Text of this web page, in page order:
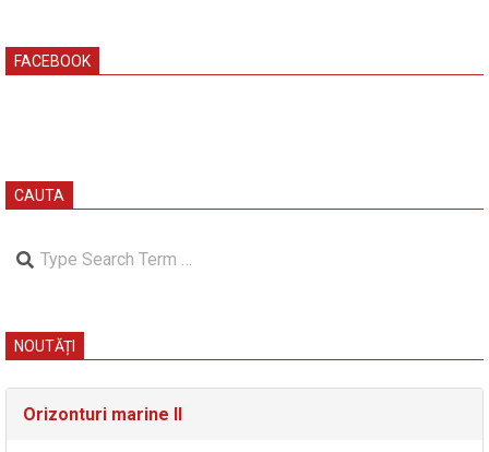
FACEBOOK
CAUTA
Search
NOUTĂȚI
Orizonturi marine II